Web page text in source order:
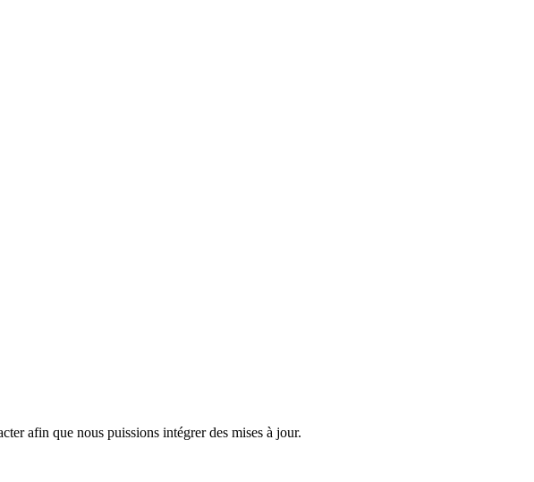
afin que nous puissions intégrer des mises à jour.